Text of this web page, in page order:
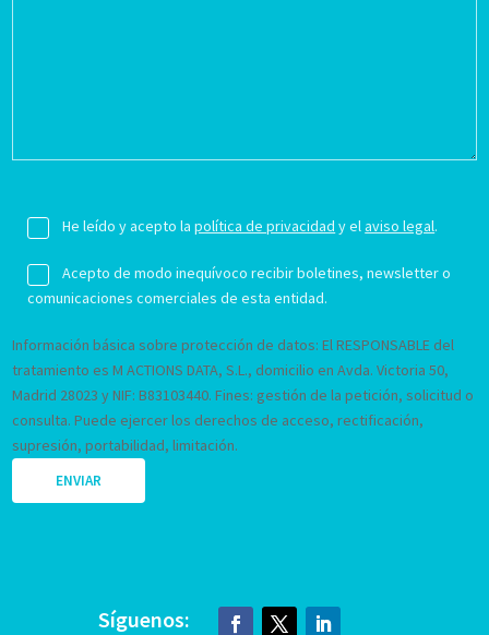
He leído y acepto lapolítica de privacidad y elaviso legal.
Acepto de modo inequívoco recibir boletines, newsletter o
comunicaciones comerciales de esta entidad.
Información básica sobre protección de datos: El RESPONSABLE del
tratamiento es M ACTIONS DATA, S.L., domicilio en Avda. Victoria 50,
Madrid 28023 y NIF: B83103440. Fines: gestión de la petición, solicitud o
consulta. Puede ejercer los derechos de acceso, rectificación,
supresión, portabilidad, limitación.
Síguenos: